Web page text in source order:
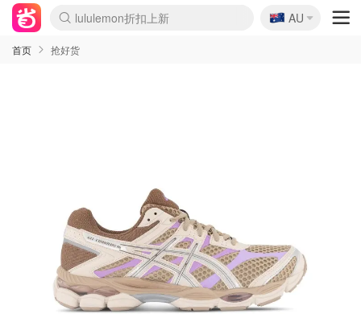
lululemon折扣上新
Sasa美妆护肤3.5折
SSENSE年中3折
FreshBeauty好价汇总
Cettire降价+叠9折
WWS Coles超市实拍
viagogo二手票捡漏
Myer超级周末1折
The Outnet奢牌1折起
David Jones 3折起
Flannels大牌1折
Perfumes Club护肤1折
AMIRO返校季6.2折
Amazon折扣汇总
eToro入金$200送$50
Amazon数码好物
ICONIC本周7.5折
ThedoubleF高奢地板价
Moose Knuckles 6折
丝芙兰5折起
EUFY官网3.7折起
Selenichast首饰2折
Trip机票酒店促销
YSL送5件彩妆礼
Amazon家居好物
Amazon美妆护肤
雅漾大喷$8
过敏原检测盒$33
伊索独家赠50ml沐浴露
科颜氏清仓3折
SEALIFE海洋馆门票6折
丝塔芙大白罐$16
订阅Newsletter送香薰
Cult Beauty 6.8折
Harrods圣诞日历2.3折
LN-CC奢牌私促3折
d'Alba空姐喷雾$16
EVE LOM套装逆天2折
Bernardelli独家4折
Adore Beauty 6折起
CT圣诞日历
Mytheresa奢品2.7折
Luxury Escapes 9折
Currentbody美容仪9折
MOON Garden Live
Roborock扫地机3.7折
Tingo Life水杯$24
Valentino官网5折
CR洗发护发6.3折
修丽可套装7.4折
Myer彩妆2件7折
GANNI官网4.5折
Stylevana韩妆4折
Tessabit高奢8.5折
OGX洗护4折
Amazon阿德莱德次日达
卡诗8.5折+赠礼
Philips Hue灯具8折
🇦🇺
AU
首页 抢好货